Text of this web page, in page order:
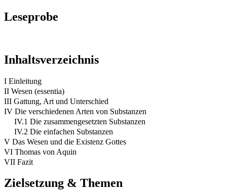
Leseprobe
Inhaltsverzeichnis
I Einleitung
II Wesen (essentia)
III Gattung, Art und Unterschied
IV Die verschiedenen Arten von Substanzen
IV.1 Die zusammengesetzten Substanzen
IV.2 Die einfachen Substanzen
V Das Wesen und die Existenz Gottes
VI Thomas von Aquin
VII Fazit
Zielsetzung & Themen